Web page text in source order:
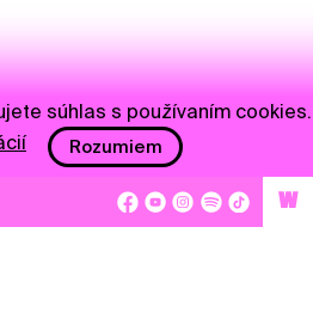
W
súhlas s používaním cookies.
Rozumiem